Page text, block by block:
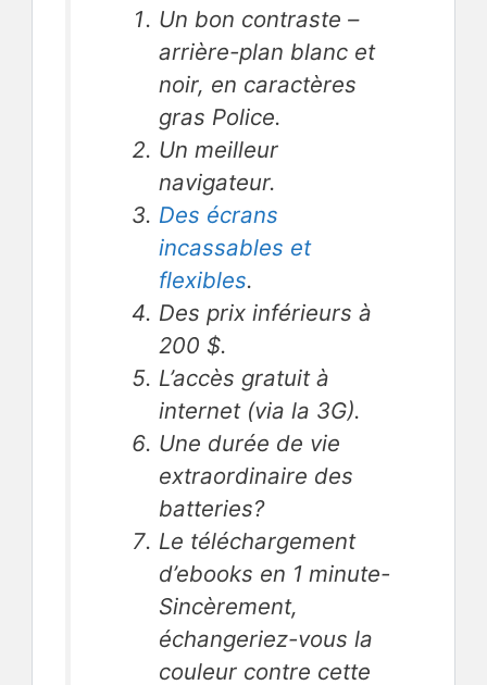
Un bon contraste –
arrière-plan blanc et
noir, en caractères
gras Police.
Un meilleur
navigateur.
Des écrans
incassables et
flexibles.
Des prix inférieurs à
200 $.
L’accès gratuit à
internet (via la 3G).
Une durée de vie
extraordinaire des
batteries?
Le téléchargement
d’ebooks en 1 minute-
Sincèrement,
échangeriez-vous la
couleur contre cette